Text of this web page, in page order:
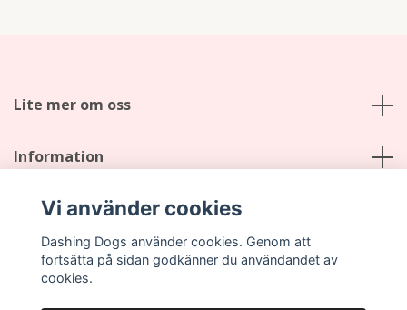
Lite mer om oss
Information
Sociala medier
Vi använder cookies
Dashing Dogs använder cookies. Genom att
fortsätta på sidan godkänner du användandet av
cookies.